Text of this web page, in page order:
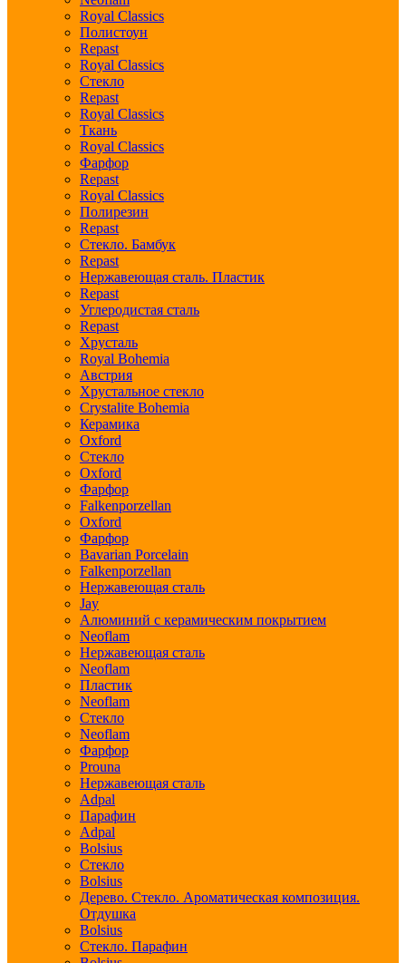
Royal Classics
Полистоун
Repast
Royal Classics
Стекло
Repast
Royal Classics
Ткань
Royal Classics
Фарфор
Repast
Royal Classics
Полирезин
Repast
Стекло. Бамбук
Repast
Нержавеющая сталь. Пластик
Repast
Углеродистая сталь
Repast
Хрусталь
Royal Bohemia
Австрия
Хрустальное стекло
Crystalite Bohemia
Керамика
Oxford
Стекло
Oxford
Фарфор
Falkenporzellan
Oxford
Фарфор
Bavarian Porcelain
Falkenporzellan
Нержавеющая сталь
Jay
Алюминий с керамическим покрытием
Neoflam
Нержавеющая сталь
Neoflam
Пластик
Neoflam
Стекло
Neoflam
Фарфор
Prouna
Нержавеющая сталь
Adpal
Парафин
Adpal
Bolsius
Стекло
Bolsius
Дерево. Стекло. Ароматическая композиция.
Отдушка
Bolsius
Стекло. Парафин